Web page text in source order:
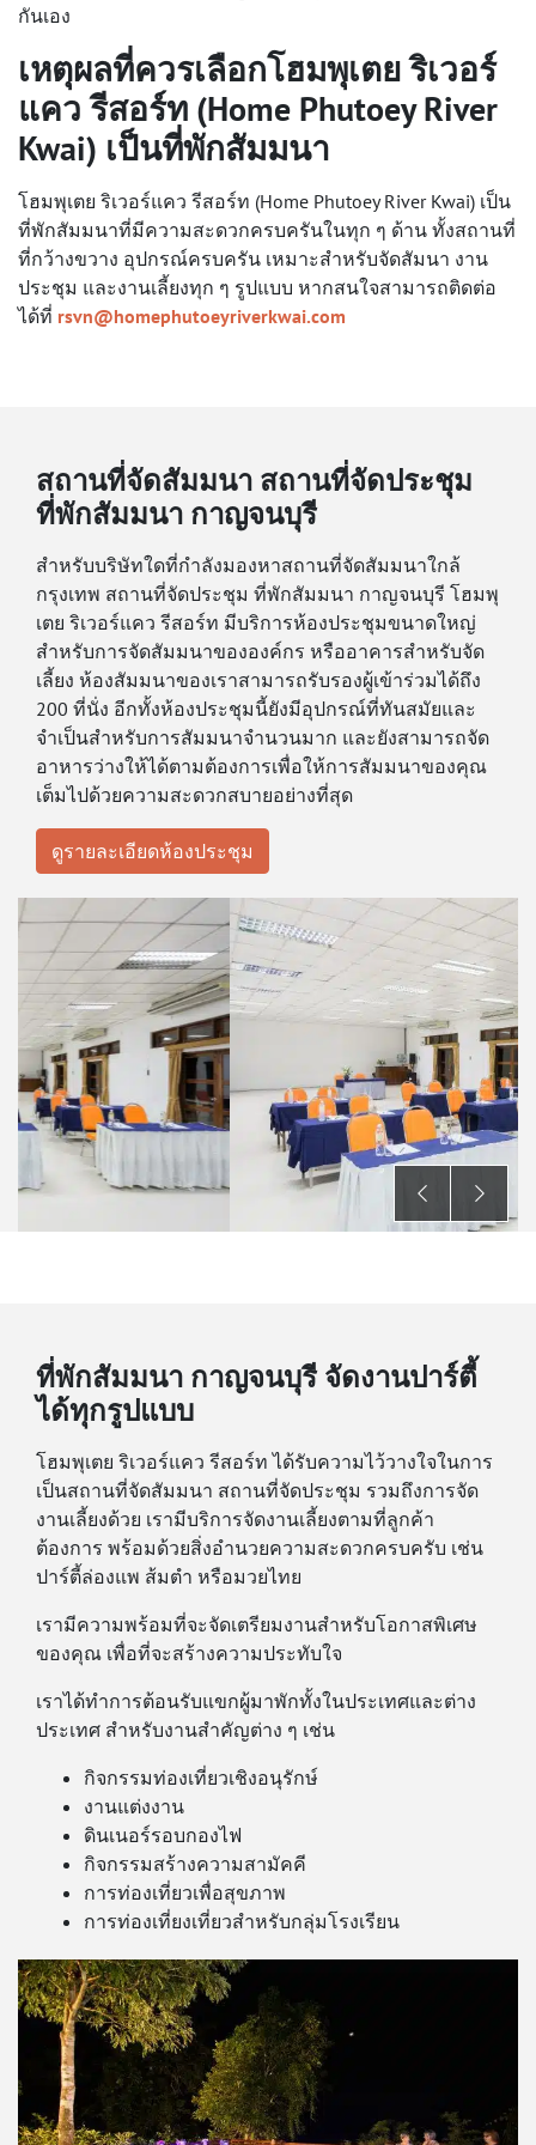
กันเอง
เหตุผลที่ควรเลือกโฮมพุเตย ริเวอร์
แคว รีสอร์ท (Home Phutoey River
Kwai) เป็นที่พักสัมมนา
โฮมพุเตย ริเวอร์แคว รีสอร์ท (Home Phutoey River Kwai) เป็น
ที่พักสัมมนาที่มีความสะดวกครบครันในทุก ๆ ด้าน ทั้งสถานที่
ที่กว้างขวาง อุปกรณ์ครบครัน เหมาะสำหรับจัดสัมนา งาน
ประชุม และงานเลี้ยงทุก ๆ รูปแบบ หากสนใจสามารถติดต่อ
ได้ที่ rsvn@homephutoeyriverkwai.com
สถานที่จัดสัมมนา สถานที่จัดประชุม
ที่พักสัมมนา กาญจนบุรี
สำหรับบริษัทใดที่กำลังมองหาสถานที่จัดสัมมนาใกล้
กรุงเทพ สถานที่จัดประชุม ที่พักสัมมนา กาญจนบุรี โฮมพุ
เตย ริเวอร์แคว รีสอร์ท มีบริการห้องประชุมขนาดใหญ่
สำหรับการจัดสัมมนาขององค์กร หรืออาคารสำหรับจัด
เลี้ยง ห้องสัมมนาของเราสามารถรับรองผู้เข้าร่วมได้ถึง
200 ที่นั่ง อีกทั้งห้องประชุมนี้ยังมีอุปกรณ์ที่ทันสมัยและ
จำเป็นสำหรับการสัมมนาจำนวนมาก และยังสามารถจัด
อาหารว่างให้ได้ตามต้องการเพื่อให้การสัมมนาของคุณ
เต็มไปด้วยความสะดวกสบายอย่างที่สุด
ดูรายละเอียดห้องประชุม
ที่พักสัมมนา กาญจนบุรี จัดงานปาร์ตี้
ได้ทุกรูปแบบ
โฮมพุเตย ริเวอร์แคว รีสอร์ท ได้รับความไว้วางใจในการ
เป็นสถานที่จัดสัมมนา สถานที่จัดประชุม รวมถึงการจัด
งานเลี้ยงด้วย เรามีบริการจัดงานเลี้ยงตามที่ลูกค้า
ต้องการ พร้อมด้วยสิ่งอำนวยความสะดวกครบครับ เช่น
ปาร์ตี้ล่องแพ ส้มตำ หรือมวยไทย
เรามีความพร้อมที่จะจัดเตรียมงานสำหรับโอกาสพิเศษ
ของคุณ เพื่อที่จะสร้างความประทับใจ
เราได้ทำการต้อนรับแขกผู้มาพักทั้งในประเทศและต่าง
ประเทศ สำหรับงานสำคัญต่าง ๆ เช่น
กิจกรรมท่องเที่ยวเชิงอนุรักษ์
งานแต่งงาน
ดินเนอร์รอบกองไฟ
กิจกรรมสร้างความสามัคคี
การท่องเที่ยวเพื่อสุขภาพ
การท่องเที่ยงเที่ยวสำหรับกลุ่มโรงเรียน